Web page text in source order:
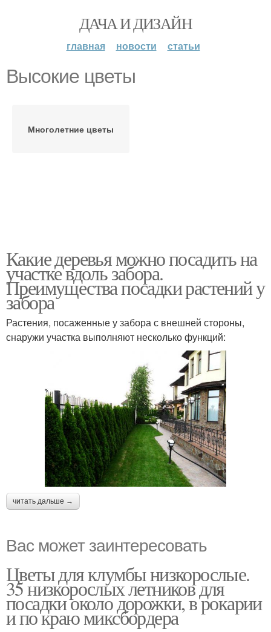
ДАЧА И ДИЗАЙН
главная новости статьи
Высокие цветы
Многолетние цветы
Какие деревья можно посадить на
участке вдоль забора.
Преимущества посадки растений у
забора
Растения, посаженные у забора с внешней стороны,
снаружи участка выполняют несколько функций:
читать дальше →
Вас может заинтересовать
Цветы для клумбы низкорослые.
35 низкорослых летников для
посадки около дорожки, в рокарии
и по краю миксбордера